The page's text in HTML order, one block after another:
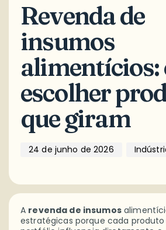
Revenda de
insumos
alimentícios:
escolher
que giram
24 de junho de 2026
A revenda de insumos
estratégicas porque cada